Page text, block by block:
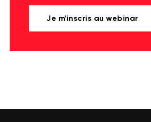
Je m'inscris au webinar